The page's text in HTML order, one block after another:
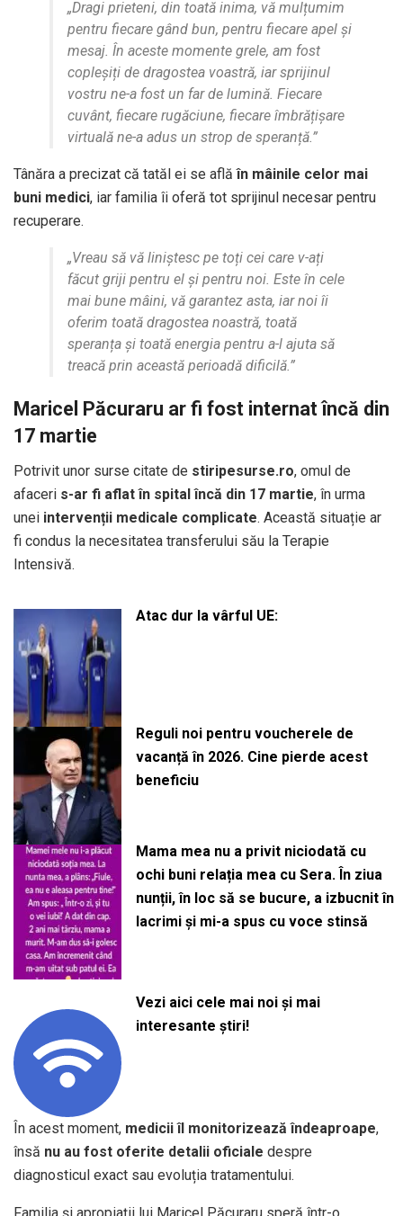
„Dragi prieteni, din toată inima, vă mulțumim
pentru fiecare gând bun, pentru fiecare apel și
mesaj. În aceste momente grele, am fost
copleșiți de dragostea voastră, iar sprijinul
vostru ne-a fost un far de lumină. Fiecare
cuvânt, fiecare rugăciune, fiecare îmbrățișare
virtuală ne-a adus un strop de speranță.”
Tânăra a precizat că tatăl ei se aflăîn mâinile celor mai
buni medici, iar familia îi oferă tot sprijinul necesar pentru
recuperare.
„Vreau să vă liniștesc pe toți cei care v-ați
făcut griji pentru el și pentru noi. Este în cele
mai bune mâini, vă garantez asta, iar noi îi
oferim toată dragostea noastră, toată
speranța și toată energia pentru a-l ajuta să
treacă prin această perioadă dificilă.”
Maricel Păcuraru ar fi fost internat încă din
17 martie
Potrivit unor surse citate de stiripesurse.ro, omul de
afaceri s-ar fi aflat în spital încă din 17 martie, în urma
unei intervenții medicale complicate. Această situație ar
fi condus la necesitatea transferului său la Terapie
Intensivă.
Atac dur la vârful UE:
Reguli noi pentru voucherele de
vacanță în 2026. Cine pierde acest
beneficiu
Mama mea nu a privit niciodată cu
ochi buni relația mea cu Sera. În ziua
nunții, în loc să se bucure, a izbucnit în
lacrimi și mi-a spus cu voce stinsă
Vezi aici cele mai noi și mai
interesante știri!
În acest moment, medicii îl monitorizează îndeaproape,
însă nu au fost oferite detalii oficiale despre
diagnosticul exact sau evoluția tratamentului.
Familia și apropiații lui Maricel Păcuraru speră într-o